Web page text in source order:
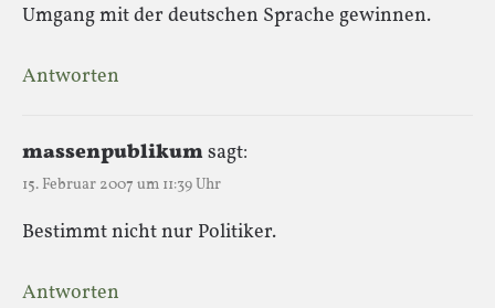
Umgang mit der deutschen Sprache gewinnen.
Antworten
massenpublikumsagt:
15. Februar 2007 um 11:39 Uhr
Bestimmt nicht nur Politiker.
Antworten